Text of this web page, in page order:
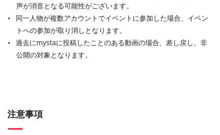
声が消音となる可能性がございます。
同一人物が複数アカウントでイベントに参加した場合、イベン
トへの参加が取り消しとなります。
過去にmystaに投稿したことのある動画の場合、差し戻し、非
公開の対象となります。
注意事項